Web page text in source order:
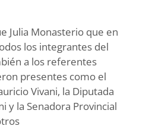
Julia Monasterio que en
los integrantes del
a los referentes
presentes como el
Vivani, la Diputada
y la Senadora Provincial